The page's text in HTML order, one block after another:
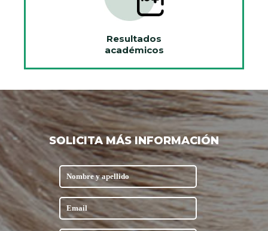
Resultados
académicos
SOLICITA MÁS INFORMACIÓN